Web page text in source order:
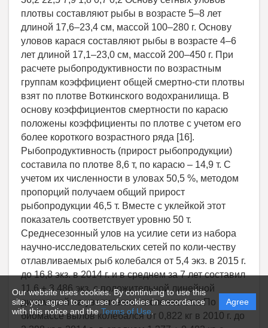
Our website uses cookies. By continuing to use this
site, you agree to our use of cookies in accordance
with this notice and the Terms of Use
Agree